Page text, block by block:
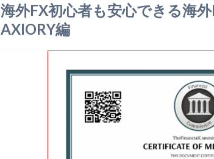
海外FX初心者も安心できる海外
AXIORY編